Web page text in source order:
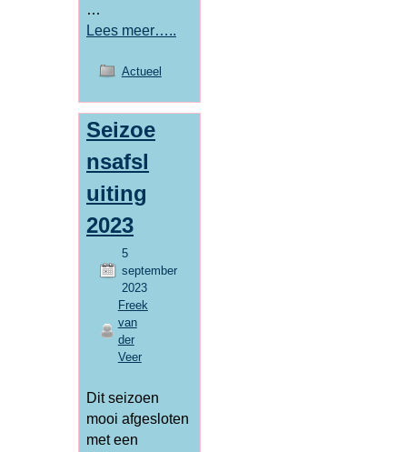
…
Lees meer…..
Actueel
Seizoe
nsafsl
uiting
2023
5
september
2023
Freek
van
der
Veer
Dit seizoen
mooi afgesloten
met een